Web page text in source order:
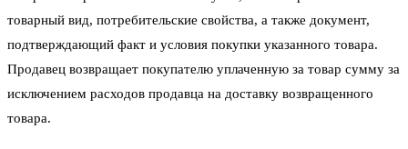
товарный вид, потребительские свойства, а также документ,
подтверждающий факт и условия покупки указанного товара.
Продавец возвращает покупателю уплаченную за товар сумму за
исключением расходов продавца на доставку возвращенного
товара.